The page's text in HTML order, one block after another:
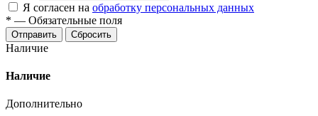
Я согласен на обработку персональных данных
* — Обязательные поля
Отправить Сбросить
Наличие
Наличие
Дополнительно